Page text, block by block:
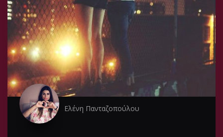
Ελένη Πανταζοπούλου